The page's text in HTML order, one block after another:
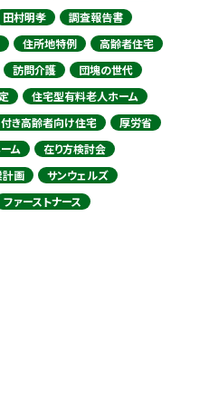
田村明孝
調査報告書
住所地特例
高齢者住宅
訪問介護
団塊の世代
住宅型有料老人ホーム
き高齢者向け住宅
厚労省
ム
在り方検討会
計画
サンウェルズ
ファーストナース